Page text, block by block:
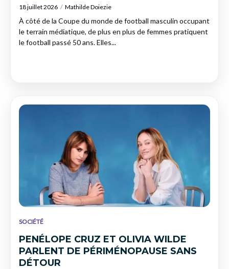
18 juillet 2026 Mathilde Doiezie
À côté de la Coupe du monde de football masculin occupant
le terrain médiatique, de plus en plus de femmes pratiquent
le football passé 50 ans. Elles...
SOCIÉTÉ
PENÉLOPE CRUZ ET OLIVIA WILDE
PARLENT DE PÉRIMÉNOPAUSE SANS
DÉTOUR